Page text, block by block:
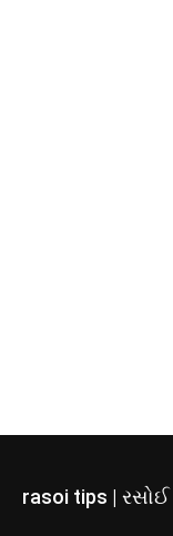
rasoi tips | રસોઈ